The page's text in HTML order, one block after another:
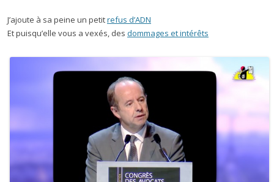
J’ajoute à sa peine un petitrefus d’ADN
Et puisqu’elle vous a vexés, des dommages et intérêts